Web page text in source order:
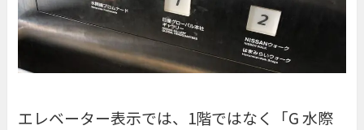
エレベーター表示では、1階ではなく「G 水際